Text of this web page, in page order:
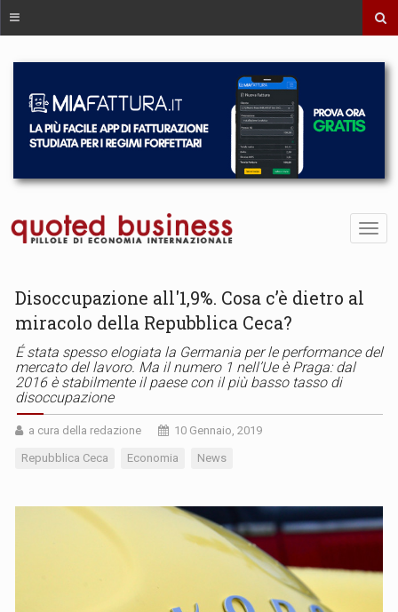
Disoccupazione all'1,9%. Cosa c’è dietro al
miracolo della Repubblica Ceca?
É stata spesso elogiata la Germania per le performance del
mercato del lavoro. Ma il numero 1 nell’Ue è Praga: dal
2016 è stabilmente il paese con il più basso tasso di
disoccupazione
a cura della redazione 10 Gennaio, 2019
Repubblica Ceca Economia News